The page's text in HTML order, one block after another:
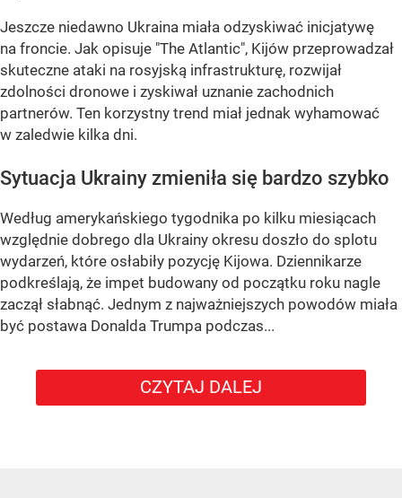
Jeszcze niedawno Ukraina miała odzyskiwać inicjatywę
na froncie. Jak opisuje "The Atlantic", Kijów przeprowadzał
skuteczne ataki na rosyjską infrastrukturę, rozwijał
zdolności dronowe i zyskiwał uznanie zachodnich
partnerów. Ten korzystny trend miał jednak wyhamować
w zaledwie kilka dni.
Sytuacja Ukrainy zmieniła się bardzo szybko
Według amerykańskiego tygodnika po kilku miesiącach
względnie dobrego dla Ukrainy okresu doszło do splotu
wydarzeń, które osłabiły pozycję Kijowa. Dziennikarze
podkreślają, że impet budowany od początku roku nagle
zaczął słabnąć. Jednym z najważniejszych powodów miała
być postawa Donalda Trumpa podczas...
CZYTAJ DALEJ